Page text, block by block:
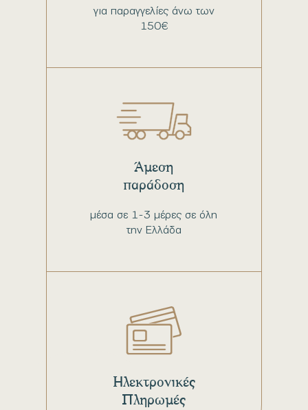
για παραγγελίες άνω των
150€
μέσα σε 1-3 μέρες σε όλη
την Ελλάδα
Άμεση
παράδοση
Ηλεκτρονικές
Πληρωμές